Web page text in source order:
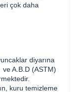
çok daha
diyarına
A.B.D (ASTM)
kuru temizleme